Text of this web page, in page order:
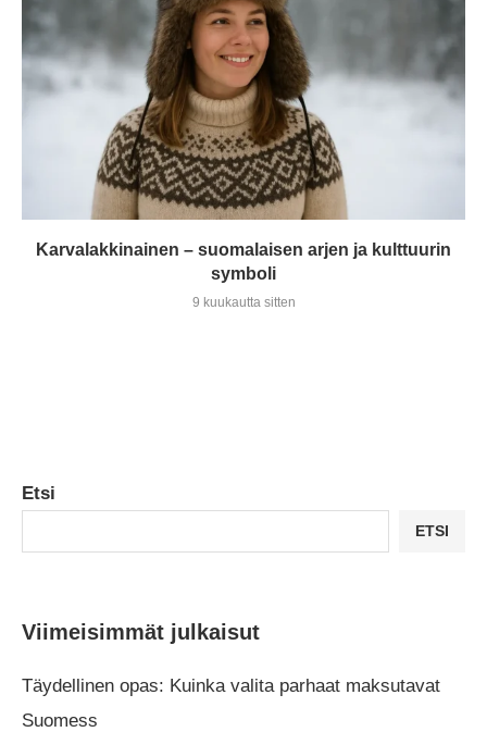
Karvalakkinainen – suomalaisen arjen ja kulttuurin
symboli
9 kuukautta sitten
Etsi
ETSI
Viimeisimmät julkaisut
Täydellinen opas: Kuinka valita parhaat maksutavat
Suomess